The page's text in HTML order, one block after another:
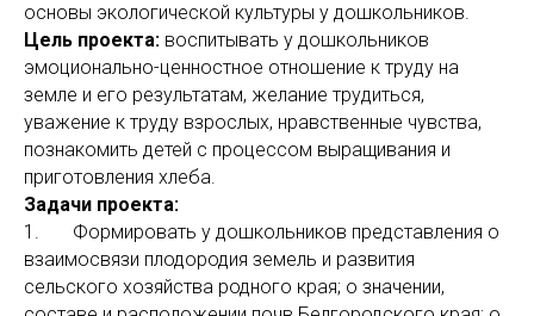
основы экологической культуры у дошкольников.
Цель проекта: воспитывать у дошкольников
эмоционально-ценностное отноше­ние к труду на
земле и его результатам, желание трудиться,
уважение к труду взрослых, нравственные чувства,
познакомить детей с процессом выращивания и
приготовления хлеба.
Задачи проекта:
1. Формировать у дошкольников представления о
взаимосвязи плодородия земель и развития
сельского хозяйства родного края; о значении,